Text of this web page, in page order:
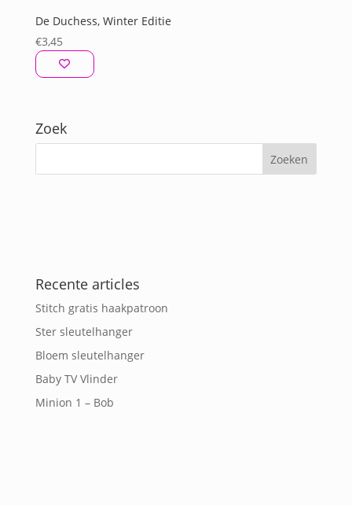
De Duchess, Winter Editie
€3,45
Zoek
Recente articles
Stitch gratis haakpatroon
Ster sleutelhanger
Bloem sleutelhanger
Baby TV Vlinder
Minion 1 – Bob